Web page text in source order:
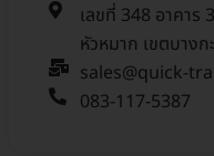
เลขที่ 348 อาคา
หัวหมาก เขตบาง
sales@quick-
083-117-5387